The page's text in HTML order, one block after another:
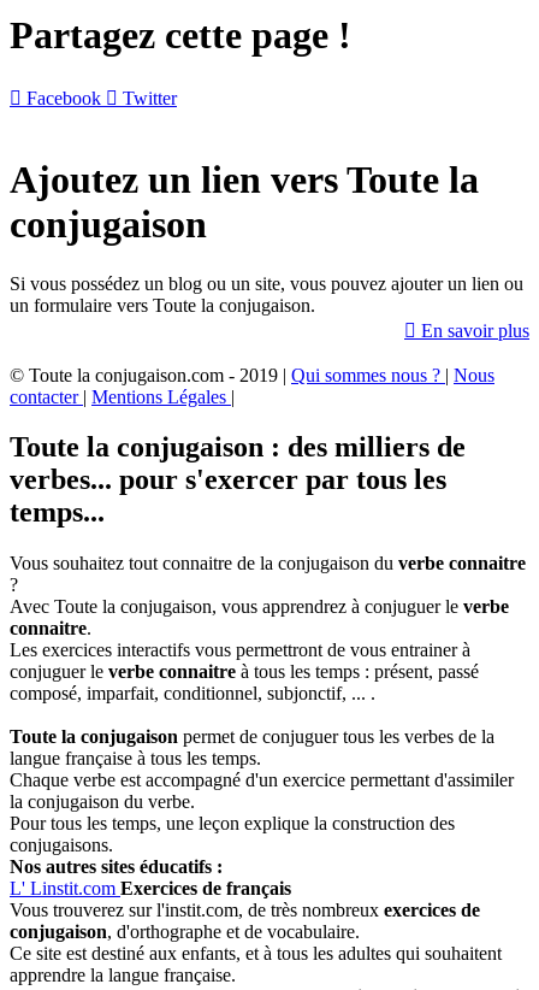
Partagez cette page !
 Facebook  Twitter
Ajoutez un lien vers Toute la
conjugaison
Si vous possédez un blog ou un site, vous pouvez ajouter un lien ou
un formulaire vers Toute la conjugaison.
 En savoir plus
© Toute la conjugaison.com - 2019 | Qui sommes nous ? | Nous
contacter | Mentions Légales |
Toute la conjugaison : des milliers de
verbes... pour s'exercer par tous les
temps...
Vous souhaitez tout connaitre de la conjugaison du verbe connaitre
?
Avec Toute la conjugaison, vous apprendrez à conjuguer le verbe
connaitre.
Les exercices interactifs vous permettront de vous entrainer à
conjuguer le verbe connaitre à tous les temps : présent, passé
composé, imparfait, conditionnel, subjonctif, ... .
Toute la conjugaison permet de conjuguer tous les verbes de la
langue française à tous les temps.
Chaque verbe est accompagné d'un exercice permettant d'assimiler
la conjugaison du verbe.
Pour tous les temps, une leçon explique la construction des
conjugaisons.
Nos autres sites éducatifs :
L' Linstit.com Exercices de français
Vous trouverez sur l'instit.com, de très nombreux exercices de
conjugaison, d'orthographe et de vocabulaire.
Ce site est destiné aux enfants, et à tous les adultes qui souhaitent
apprendre la langue française.